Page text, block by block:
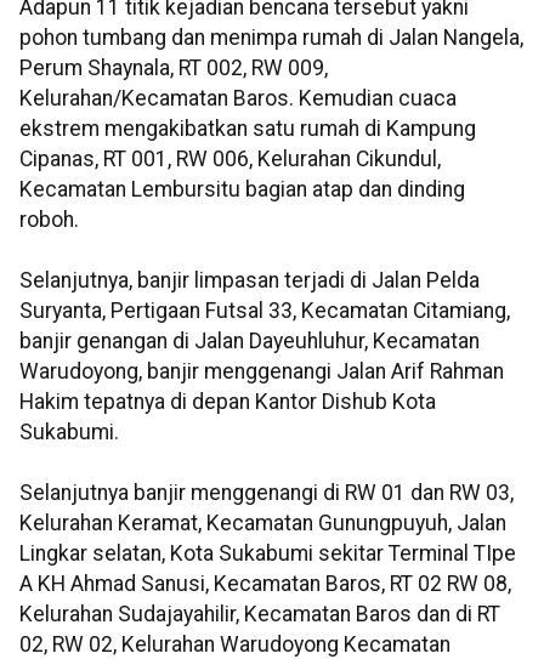
Adapun 11 titik kejadian bencana tersebut yakni
pohon tumbang dan menimpa rumah di Jalan Nangela,
Perum Shaynala, RT 002, RW 009,
Kelurahan/Kecamatan Baros. Kemudian cuaca
ekstrem mengakibatkan satu rumah di Kampung
Cipanas, RT 001, RW 006, Kelurahan Cikundul,
Kecamatan Lembursitu bagian atap dan dinding
roboh.
Selanjutnya, banjir limpasan terjadi di Jalan Pelda
Suryanta, Pertigaan Futsal 33, Kecamatan Citamiang,
banjir genangan di Jalan Dayeuhluhur, Kecamatan
Warudoyong, banjir menggenangi Jalan Arif Rahman
Hakim tepatnya di depan Kantor Dishub Kota
Sukabumi.
Selanjutnya banjir menggenangi di RW 01 dan RW 03,
Kelurahan Keramat, Kecamatan Gunungpuyuh, Jalan
Lingkar selatan, Kota Sukabumi sekitar Terminal TIpe
A KH Ahmad Sanusi, Kecamatan Baros, RT 02 RW 08,
Kelurahan Sudajayahilir, Kecamatan Baros dan di RT
02, RW 02, Kelurahan Warudoyong Kecamatan